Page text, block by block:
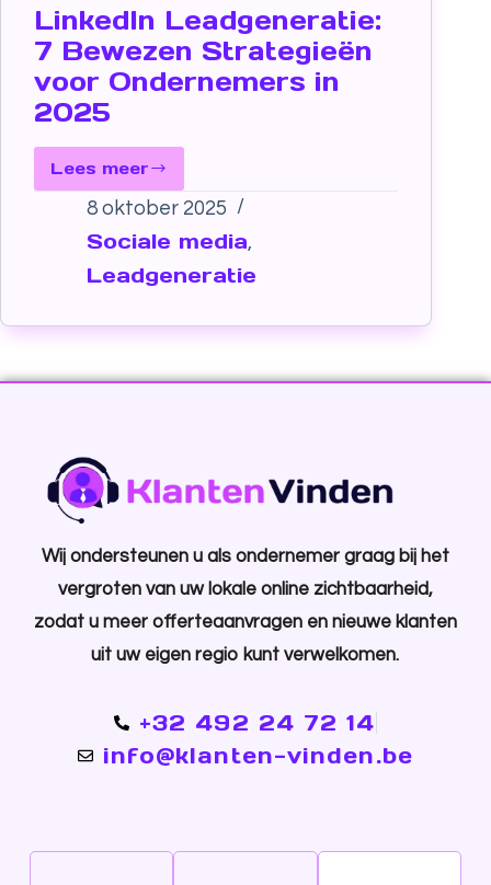
LinkedIn Leadgeneratie:
7 Bewezen Strategieën
voor Ondernemers in
2025
Lees meer
8 oktober 2025
Sociale media,
Leadgeneratie
Wij ondersteunen u als ondernemer graag bij het
vergroten van uw lokale online zichtbaarheid,
zodat u meer offerteaanvragen en nieuwe klanten
uit uw eigen regio kunt verwelkomen.
+32 492 24 72 14
info@klanten-vinden.be